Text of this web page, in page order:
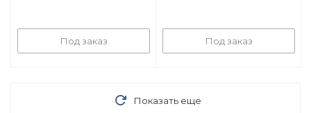
Под заказ Под заказ
Показать еще